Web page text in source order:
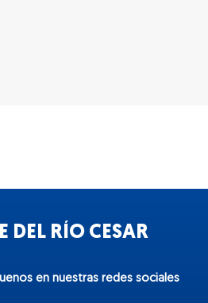
DEL RÍO CESAR
en nuestras redes sociales